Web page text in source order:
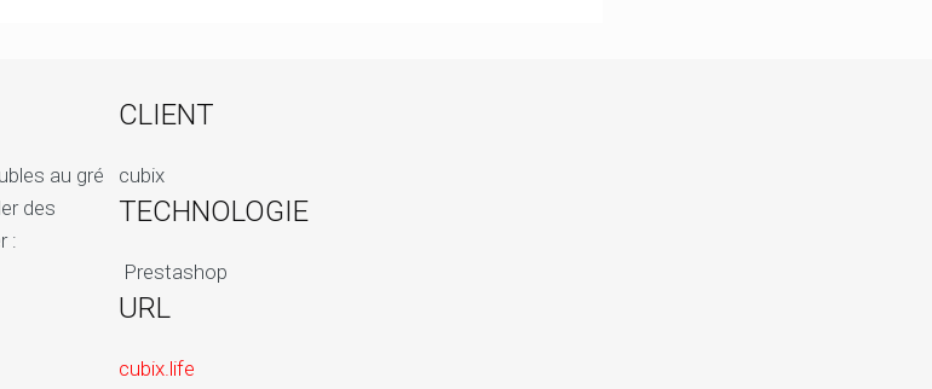
au gré
des
:
CLIENT
cubix
TECHNOLOGIE
Prestashop
URL
cubix.life